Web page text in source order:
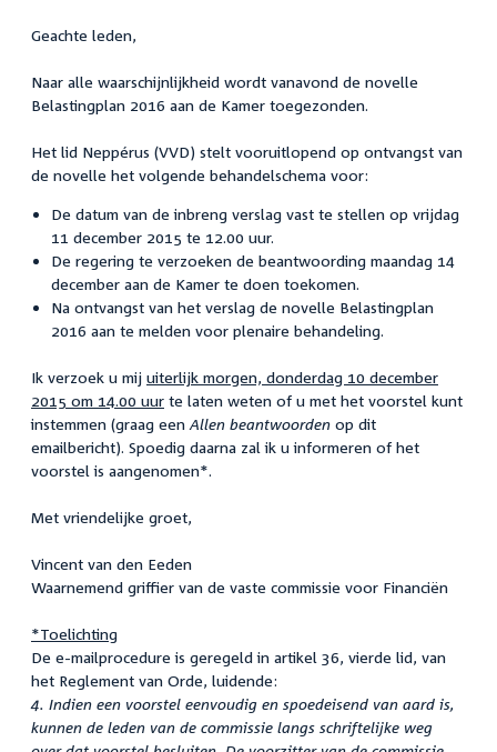
Geachte leden,
Naar alle waarschijnlijkheid wordt vanavond de novelle
Belastingplan 2016 aan de Kamer toegezonden.
Het lid Neppérus (VVD) stelt vooruitlopend op ontvangst van
de novelle het volgende behandelschema voor:
De datum van de inbreng verslag vast te stellen op vrijdag
11 december 2015 te 12.00 uur.
De regering te verzoeken de beantwoording maandag 14
december aan de Kamer te doen toekomen.
Na ontvangst van het verslag de novelle Belastingplan
2016 aan te melden voor plenaire behandeling.
Ik verzoek u mij uiterlijk morgen, donderdag 10 december
2015 om 14.00 uur te laten weten of u met het voorstel kunt
instemmen (graag een Allen beantwoorden op dit
emailbericht). Spoedig daarna zal ik u informeren of het
voorstel is aangenomen*.
Met vriendelijke groet,
Vincent van den Eeden
Waarnemend griffier van de vaste commissie voor Financiën
*Toelichting
De e-mailprocedure is geregeld in artikel 36, vierde lid, van
het Reglement van Orde, luidende:
4. Indien een voorstel eenvoudig en spoedeisend van aard is,
kunnen de leden van de commissie langs schriftelijke weg